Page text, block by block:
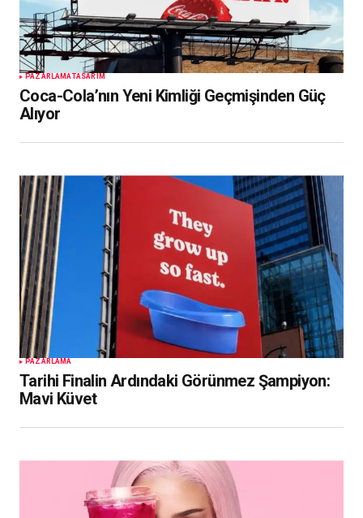
PAZARLAMATASARIM
Coca-Cola’nın Yeni Kimliği Geçmişinden Güç
Alıyor
PAZARLAMA
Tarihi Finalin Ardındaki Görünmez Şampiyon:
Mavi Küvet